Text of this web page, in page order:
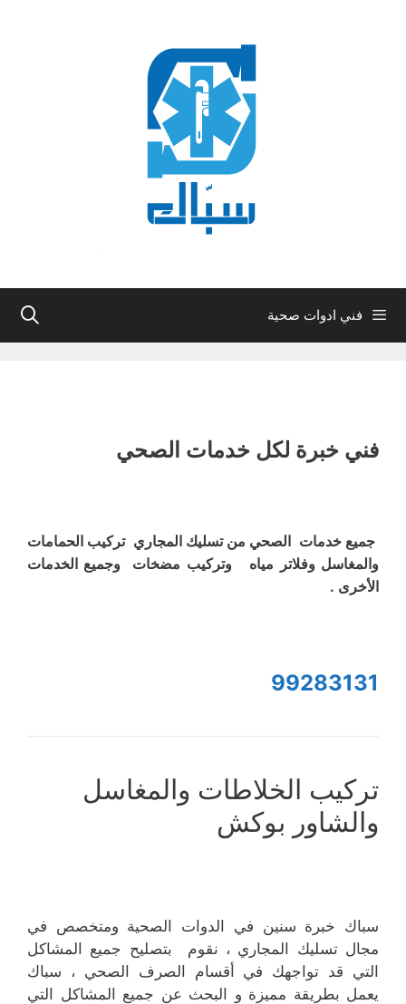
فني ادوات صحية
فني خبرة لكل خدمات الصحي
جميع خدمات الصحي من تسليك المجاري تركيب الحمامات
والمغاسل وفلاتر مياه وتركيب مضخات وجميع الخدمات
الأخرى .
99283131
تركيب الخلاطات والمغاسل
والشاور بوكش
سباك خبرة سنين في الدوات الصحية ومتخصص في
مجال تسليك المجاري ، نقوم بتصليح جميع المشاكل
التي قد تواجهك في أقسام الصرف الصحي ، سباك
يعمل بطريقة مميزة و البحث عن جميع المشاكل التي